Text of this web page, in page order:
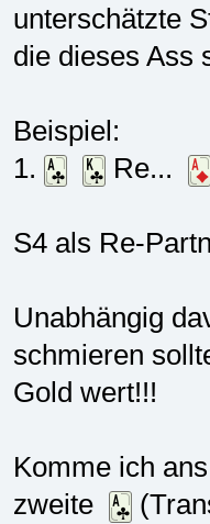
unterschätzte
die dieses Ass
Beispiel:
1.
Re...
S4 als Re-
Unabhängig
schmieren
Gold wert!!!
Komme ich
zweite